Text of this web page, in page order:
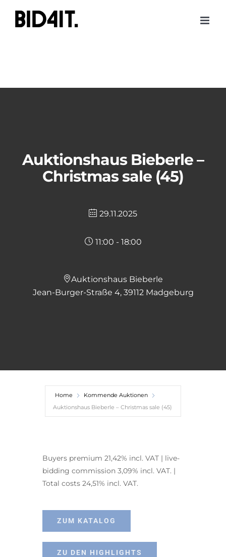
content
Auktionshaus Bieberle –
Christmas sale (45)
29.11.2025
11:00 - 18:00
Auktionshaus Bieberle
Jean-Burger-Straße 4, 39112 Madgeburg
Home
Kommende Auktionen
Auktionshaus Bieberle – Christmas sale (45)
Buyers premium 21,42% incl. VAT | live-
bidding commission 3,09% incl. VAT. |
Total costs 24,51% incl. VAT.
ZUM KATALOG
ZU DEN HIGHLIGHTS